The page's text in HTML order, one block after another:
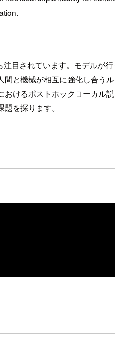
目されています。モデルが
と機械が相互に強化し合う
けるポストホックローカル
を探ります。